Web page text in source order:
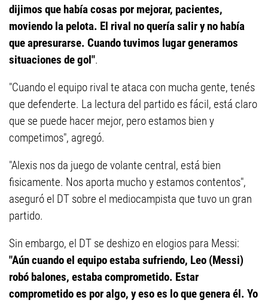
dijimos que había cosas por mejorar, pacientes,
moviendo la pelota. El rival no quería salir y no había
que apresurarse. Cuando tuvimos lugar generamos
situaciones de gol".
"Cuando el equipo rival te ataca con mucha gente, tenés
que defenderte. La lectura del partido es fácil, está claro
que se puede hacer mejor, pero estamos bien y
competimos", agregó.
"Alexis nos da juego de volante central, está bien
fisicamente. Nos aporta mucho y estamos contentos",
aseguró el DT sobre el mediocampista que tuvo un gran
partido.
Sin embargo, el DT se deshizo en elogios para Messi:
"Aún cuando el equipo estaba sufriendo, Leo (Messi)
robó balones, estaba comprometido. Estar
comprometido es por algo, y eso es lo que genera él. Yo